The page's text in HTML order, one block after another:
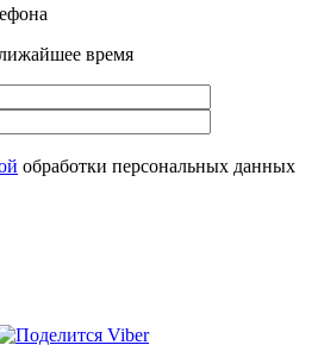
время
обработки персональных данных